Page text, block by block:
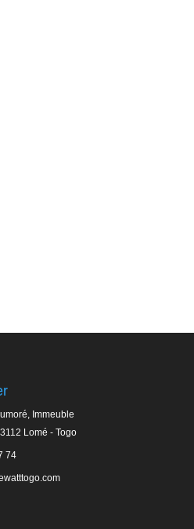
Immeuble
Lomé - Togo
74